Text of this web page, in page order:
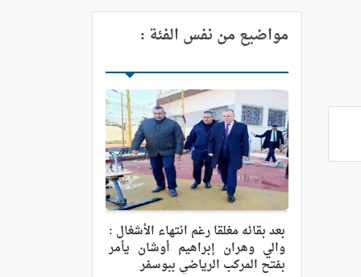
مواضيع من نفس الفئة :
بعد بقائه مغلقا رغم انتهاء الأشغال :
والي وهران إبراهيم أوشان يأمر
بفتح المركب الرياضي ببوسفر